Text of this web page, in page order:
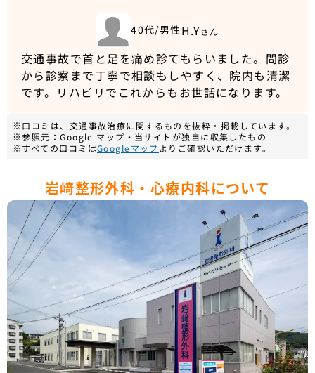
40代/男性H.Yさん
交通事故で首と足を痛め診てもらいました。問診
から診察まで丁寧で相談もしやすく、院内も清潔
です。リハビリでこれからもお世話になります。
※口コミは、交通事故治療に関するものを抜粋・掲載しています。
※参照元：Google マップ・当サイトが独自に収集したもの
※すべての口コミはGoogleマップよりご確認いただけます。
岩﨑整形外科・心療内科について